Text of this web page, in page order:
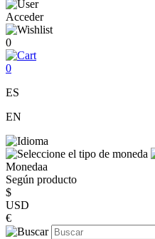
Acceder
0
0
ES
EN
Monedaa
Según producto
$
USD
€